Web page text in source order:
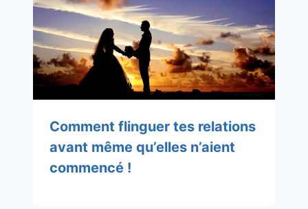
Comment flinguer tes relations
avant même qu’elles n’aient
commencé !